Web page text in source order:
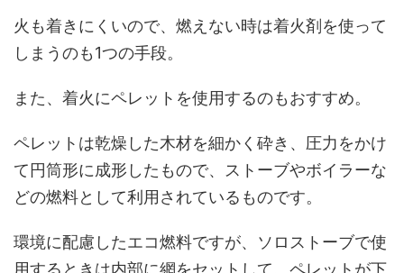
火も着きにくいので、燃えない時は着火剤を使って
しまうのも1つの手段。
また、着火にペレットを使用するのもおすすめ。
ペレットは乾燥した木材を細かく砕き、圧力をかけ
て円筒形に成形したもので、ストーブやボイラーな
どの燃料として利用されているものです。
環境に配慮したエコ燃料ですが、ソロストーブで使
用するときは内部に網をセットして、ペレットが下